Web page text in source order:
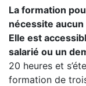
La formation
nécessite
Elle est
salarié ou un
20 heures et
formation de